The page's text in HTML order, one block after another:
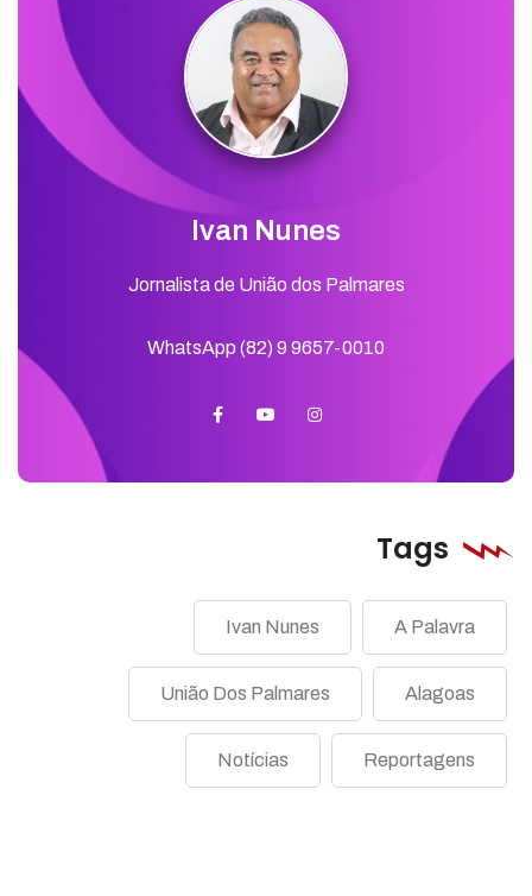
Ivan Nunes
Jornalista de União dos Palmares
WhatsApp (82) 9 9657-0010
Tags
Ivan Nunes A Palavra
União Dos Palmares Alagoas
Notícias Reportagens